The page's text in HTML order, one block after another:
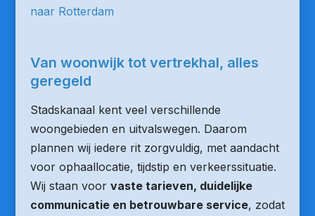
naar Rotterdam
Van woonwijk tot vertrekhal, alles
geregeld
Stadskanaal kent veel verschillende
woongebieden en uitvalswegen. Daarom
plannen wij iedere rit zorgvuldig, met aandacht
voor ophaallocatie, tijdstip en verkeerssituatie.
Wij staan voor vaste tarieven, duidelijke
communicatie en betrouwbare service, zodat